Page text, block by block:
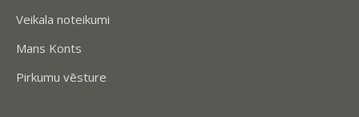
Veikala noteikumi
Mans Konts
Pirkumu vēsture